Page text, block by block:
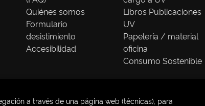
Quiénes somos
Formulario
desistimiento
Accesibilidad
Libros Publicaciones
UV
Papelería / material
oficina
Consumo Sostenible
a través de una página web (técnicas), para